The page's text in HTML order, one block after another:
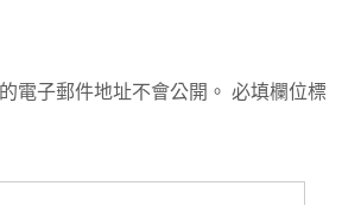
電子郵件地址不會公開。 必填欄位標